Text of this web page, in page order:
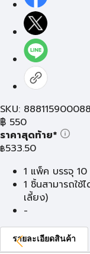
SKU: 888115900088
฿ 550
ราคาสุดท้าย*
฿533.50
1 แพ็ค บรรจุ 10
1 ชิ้นสามารถใ
เลี้ยง)
-
รายละเอียดสินค้า